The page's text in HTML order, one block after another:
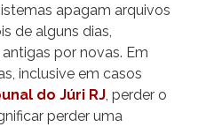
apagam arquivos
de alguns dias,
por novas. Em
inclusive em casos
do Júri RJ, perder o
perder uma